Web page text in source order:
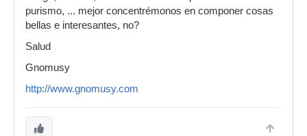
purismo, ... mejor concentrémonos en componer cosas
bellas e interesantes, no?
Salud
Gnomusy
http://www.gnomusy.com